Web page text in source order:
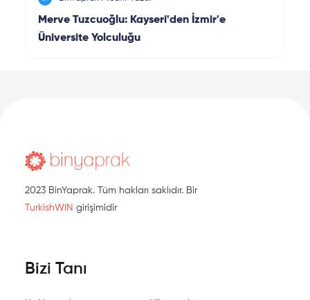
Merve Tuzcuoğlu: Kayseri'den İzmir'e
Üniversite Yolculuğu
2023 BinYaprak. Tüm hakları saklıdır. Bir
TurkishWIN girişimidir
Bizi Tanı